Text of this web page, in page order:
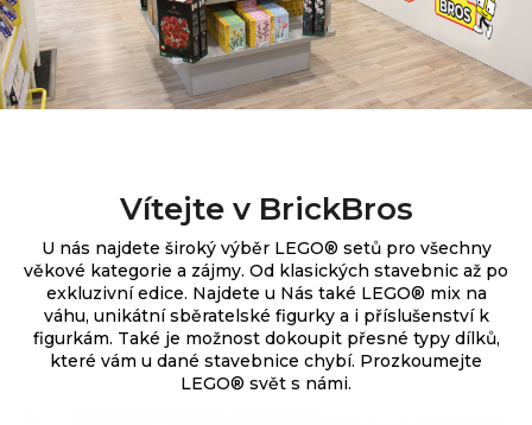
Vítejte v BrickBros
U nás najdete široký výběr LEGO® setů pro všechny
věkové kategorie a zájmy. Od klasických stavebnic až po
exkluzivní edice. Najdete u Nás také LEGO® mix na
váhu, unikátní sběratelské figurky a i příslušenství k
figurkám. Také je možnost dokoupit přesné typy dílků,
které vám u dané stavebnice chybí. Prozkoumejte
LEGO® svět s námi.